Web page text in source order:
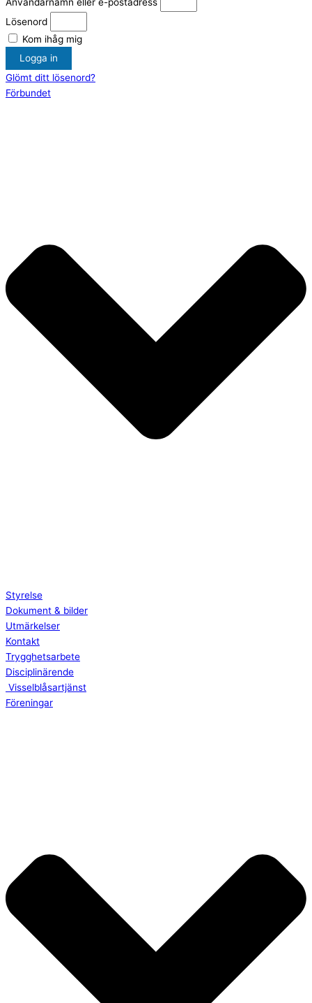
Lösenord
Kom ihåg mig
Logga in
Glömt ditt lösenord?
Förbundet
Styrelse
Dokument & bilder
Utmärkelser
Kontakt
Trygghetsarbete
Disciplinärende
Visselblåsartjänst
Föreningar